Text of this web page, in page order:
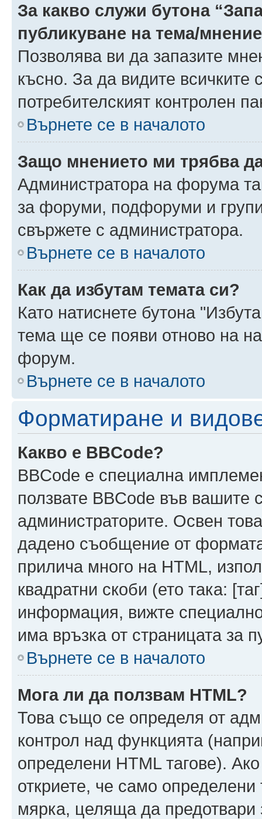
За какво служи бутона
публикуване на тема/
Позволява ви да запазите
късно. За да видите всичките
потребителският контролен
Върнете се в началото
Защо мнението ми трябва
Администратора на форума
за форуми, подфоруми и
свържете с администратора.
Върнете се в началото
Как да избутам темата си?
Като натиснете бутона
тема ще се появи отново на
форум.
Върнете се в началото
Форматиране и
Какво е BBCode?
BBCode е специална
ползвате BBCode във
администраторите. Освен
дадено съобщение от
прилича много на HTML,
квадратни скоби (ето така:
информация, вижте
има връзка от страницата за
Върнете се в началото
Мога ли да ползвам HTML?
Това също се определя от
контрол над функцията
определени HTML тагове).
откриете, че само определени
мярка, целяща да предотвари